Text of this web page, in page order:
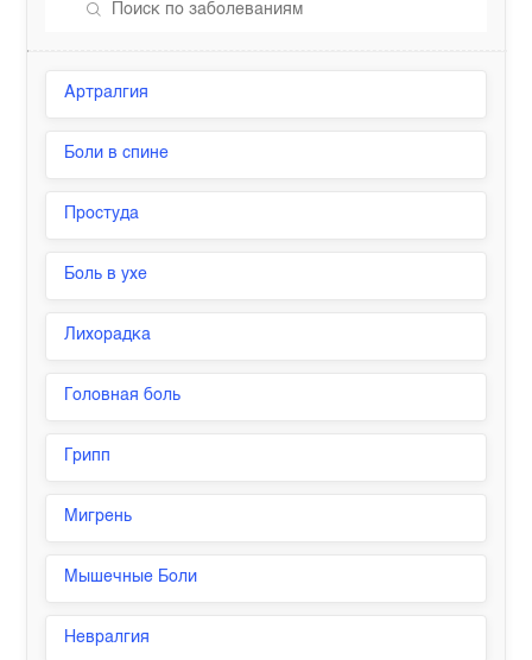
Артралгия
Боли в спине
Простуда
Боль в ухе
Лихорадка
Головная боль
Грипп
Мигрень
Мышечные Боли
Невралгия